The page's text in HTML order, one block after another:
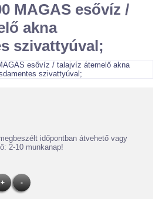
MAGAS esővíz /
akna
szivattyúval;
időpontban átvehető vagy
2-10 munkanap!